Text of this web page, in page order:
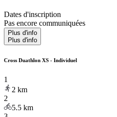
Dates d'inscription
Pas encore communiquées
Plus d'info
Plus d'info
Cross Duathlon XS - Individuel
1
2 km
2
5.5 km